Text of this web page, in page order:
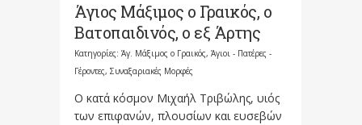
Άγιος Μάξιμος ο Γραικός, ο
Βατοπαιδινός, ο εξ Άρτης
Κατηγορίες: Άγ. Μάξιμος ο Γραικός, Άγιοι - Πατέρες -
Γέροντες, Συναξαριακές Μορφές
Ο κατά κόσμον Μιχαήλ Τριβώλης, υιός
των επιφανών, πλουσίων και ευσεβών